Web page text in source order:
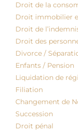
Droit de la
Droit immobilier
Droit de
Droit des
Divorce /
Enfants / Pension
Liquidation de
Filiation
Changement de
Succession
Droit pénal